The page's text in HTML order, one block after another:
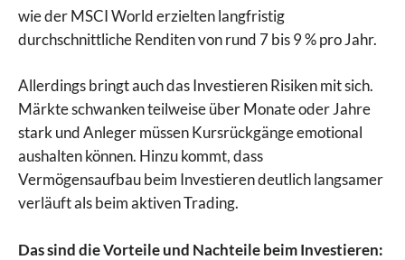
wie der MSCI World erzielten langfristig
durchschnittliche Renditen von rund 7 bis 9 % pro Jahr.
Allerdings bringt auch das Investieren Risiken mit sich.
Märkte schwanken teilweise über Monate oder Jahre
stark und Anleger müssen Kursrückgänge emotional
aushalten können. Hinzu kommt, dass
Vermögensaufbau beim Investieren deutlich langsamer
verläuft als beim aktiven Trading.
Das sind die Vorteile und Nachteile beim Investieren: